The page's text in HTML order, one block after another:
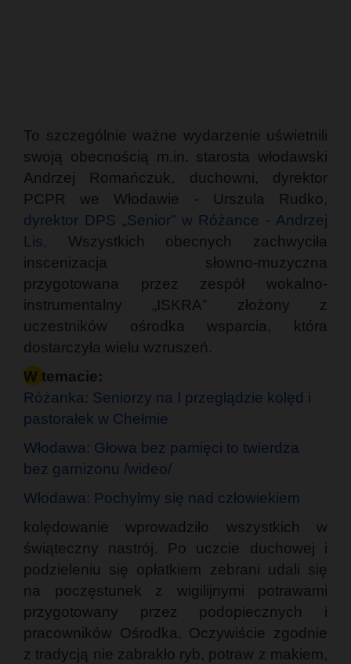
To szczególnie ważne wydarzenie uświetnili
swoją obecnością m.in. starosta włodawski
Andrzej Romańczuk, duchowni, dyrektor
PCPR we Włodawie - Urszula Rudko,
dyrektor DPS „Senior” w Różance - Andrzej
Lis. Wszystkich obecnych zachwyciła
inscenizacja słowno-muzyczna
przygotowana przez zespół wokalno-
instrumentalny „ISKRA” złożony z
uczestników ośrodka wsparcia, która
dostarczyła wielu wzruszeń.
W temacie:
Różanka: Seniorzy na I przeglądzie kolęd i
pastorałek w Chełmie
Włodawa: Głowa bez pamięci to twierdza
bez garnizonu /wideo/
Włodawa: Pochylmy się nad człowiekiem
kolędowanie wprowadziło wszystkich w
świąteczny nastrój. Po uczcie duchowej i
podzieleniu się opłatkiem zebrani udali się
na poczęstunek z wigilijnymi potrawami
przygotowany przez podopiecznych i
pracowników Ośrodka. Oczywiście zgodnie
z tradycją nie zabrakło ryb, potraw z makiem,